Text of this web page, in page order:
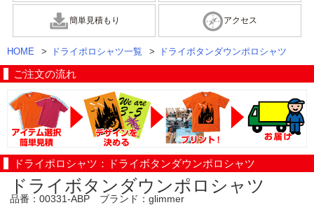
簡単見積もり アクセス
HOME > ドライポロシャツ一覧 > ドライボタンダウンポロシャツ
ご注文の流れ
ドライポロシャツ：ドライボタンダウンポロシャツ
ドライボタンダウンポロシャツ
品番：00331-ABP ブランド：glimmer